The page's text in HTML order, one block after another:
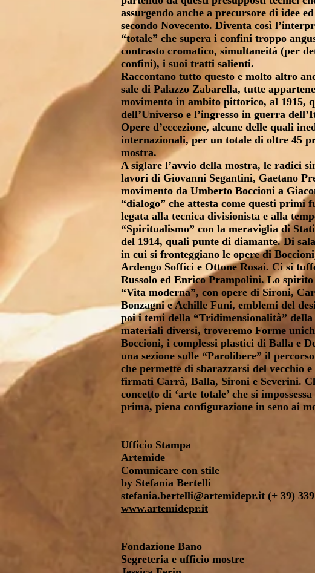
assurgendo anche a precursore di idee
secondo Novecento. Diventa così
“totale” che supera i confini troppo
contrasto cromatico, simultaneità (per
confini), i suoi tratti salienti.
Raccontano tutto questo e molto altro
sale di Palazzo Zabarella, tutte
movimento in ambito pittorico, al 1915,
dell’Universo e l’ingresso in guerra
Opere d’eccezione, alcune delle quali
internazionali, per un totale di oltre 45
mostra.
A siglare l’avvio della mostra, le radici
lavori di Giovanni Segantini, Gaetano
movimento da Umberto Boccioni a
“dialogo” che attesta come questi primi
legata alla tecnica divisionista e alla
“Spiritualismo” con la meraviglia di
del 1914, quali punte di diamante. Di
in cui si fronteggiano le opere di
Ardengo Soffici e Ottone Rosai. Ci si
Russolo ed Enrico Prampolini. Lo
“Vita moderna”, con opere di Sironi,
Bonzagni e Achille Funi, emblemi del
poi i temi della “Tridimensionalità”
materiali diversi, troveremo Forme
Boccioni, i complessi plastici di Balla e
una sezione sulle “Parolibere” il
che permette di sbarazzarsi del vecchio
firmati Carrà, Balla, Sironi e Severini.
concetto di ‘arte totale’ che si
prima, piena configurazione in seno ai
Ufficio Stampa
Artemide
Comunicare con stile
by Stefania Bertelli
stefania.bertelli@artemidepr.it (+ 39)
www.artemidepr.it
Fondazione Bano
Segreteria e ufficio mostre